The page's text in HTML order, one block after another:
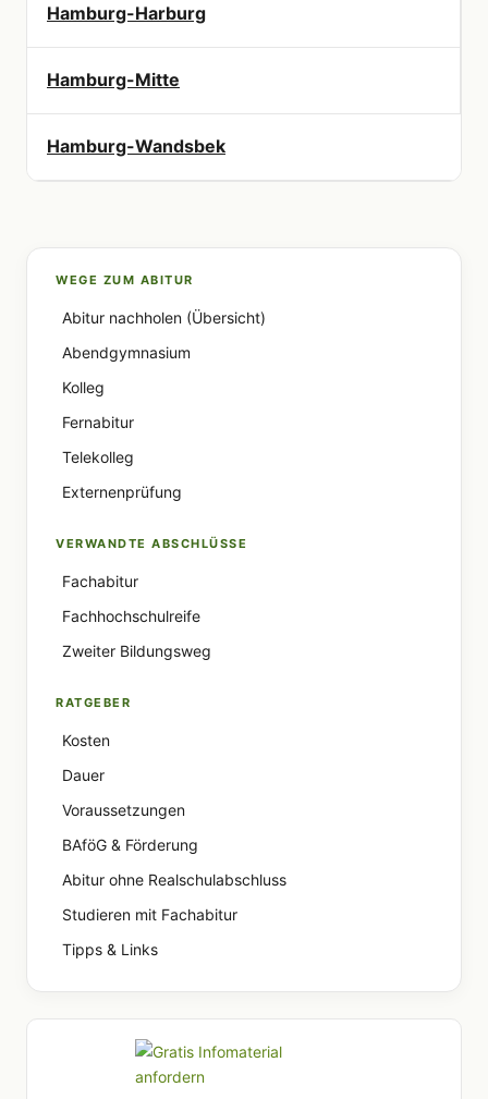
Hamburg-Harburg
Hamburg-Mitte
Hamburg-Wandsbek
WEGE ZUM ABITUR
Abitur nachholen (Übersicht)
Abendgymnasium
Kolleg
Fernabitur
Telekolleg
Externenprüfung
VERWANDTE ABSCHLÜSSE
Fachabitur
Fachhochschulreife
Zweiter Bildungsweg
RATGEBER
Kosten
Dauer
Voraussetzungen
BAföG & Förderung
Abitur ohne Realschulabschluss
Studieren mit Fachabitur
Tipps & Links